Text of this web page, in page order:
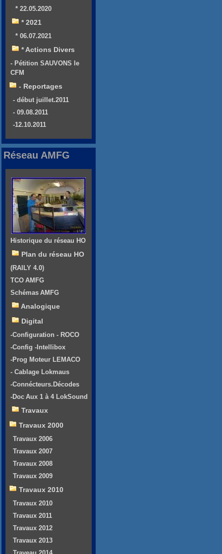
* 22.05.2020
* 2021
* 06.07.2021
* Actions Divers
- Pétition SAUVONS le
CFM
- Reportages
- début juillet.2011
- 09.08.2011
-12.10.2011
Réseau AMFG
Historique du réseau HO
Plan du réseau HO
(RAILY 4.0)
TCO AMFG
Schémas AMFG
Analogique
Digital
-Configuration - ROCO
-Config -Intellibox
-Prog Moteur LEMACO
- Cablage Lokmaus
-Connécteurs.Décodes
-Doc Aux 1 à 4 LokSound
Travaux
Travaux 2000
Travaux 2006
Travaux 2007
Travaux 2008
Travaux 2009
Travaux 2010
Travaux 2010
Travaux 2011
Travaux 2012
Travaux 2013